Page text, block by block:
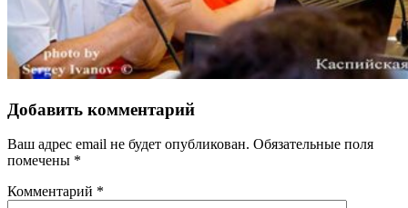
Добавить комментарий
Ваш адрес email не будет опубликован. Обязательные поля
помечены *
Комментарий *